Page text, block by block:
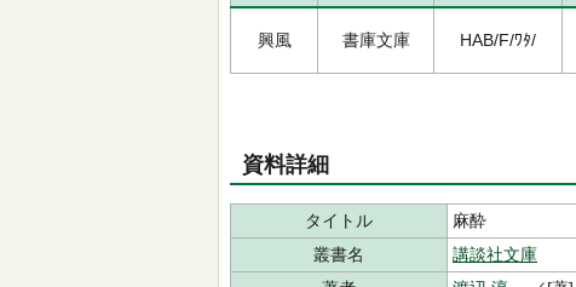
興風 書庫文庫 HAB/F/ﾜﾀ/
資料詳細
タイトル
麻酔
叢書名
講談社文庫